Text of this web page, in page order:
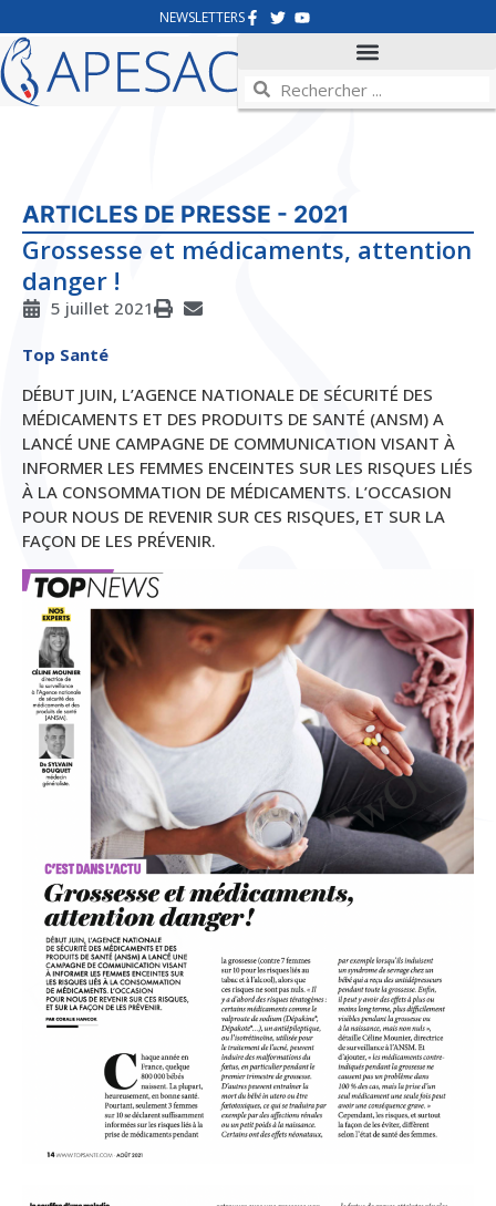
NEWSLETTERS
ARTICLES DE PRESSE - 2021
Grossesse et médicaments, attention
danger !
5 juillet 2021
Top Santé
DÉBUT JUIN, L’AGENCE NATIONALE DE SÉCURITÉ DES
MÉDICAMENTS ET DES PRODUITS DE SANTÉ (ANSM) A
LANCÉ UNE CAMPAGNE DE COMMUNICATION VISANT À
INFORMER LES FEMMES ENCEINTES SUR LES RISQUES LIÉS
À LA CONSOMMATION DE MÉDICAMENTS. L’OCCASION
POUR NOUS DE REVENIR SUR CES RISQUES, ET SUR LA
FAÇON DE LES PRÉVENIR.